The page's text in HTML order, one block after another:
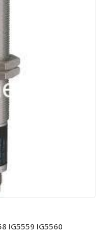
IG5559 IG5560